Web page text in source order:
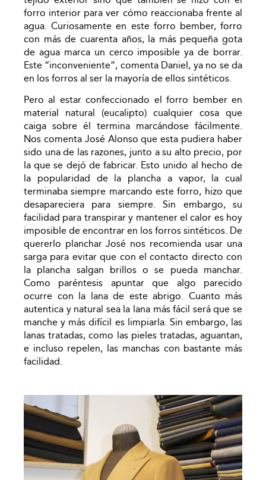
forro interior para ver cómo reaccionaba frente al
agua. Curiosamente en este forro bember, forro
con más de cuarenta años, la más pequeña gota
de agua marca un cerco imposible ya de borrar.
Este “inconveniente”, comenta Daniel, ya no se da
en los forros al ser la mayoría de ellos sintéticos.
Pero al estar confeccionado el forro bember en
material natural (eucalipto) cualquier cosa que
caiga sobre él termina marcándose fácilmente.
Nos comenta José Alonso que esta pudiera haber
sido una de las razones, junto a su alto precio, por
la que se dejó de fabricar. Esto unido al hecho de
la popularidad de la plancha a vapor, la cual
terminaba siempre marcando este forro, hizo que
desapareciera para siempre. Sin embargo, su
facilidad para transpirar y mantener el calor es hoy
imposible de encontrar en los forros sintéticos. De
quererlo planchar José nos recomienda usar una
sarga para evitar que con el contacto directo con
la plancha salgan brillos o se pueda manchar.
Como paréntesis apuntar que algo parecido
ocurre con la lana de este abrigo. Cuanto más
autentica y natural sea la lana más fácil será que se
manche y más difícil es limpiarla. Sin embargo, las
lanas tratadas, como las pieles tratadas, aguantan,
e incluso repelen, las manchas con bastante más
facilidad.